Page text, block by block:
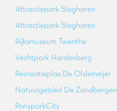
Attractiepark Slagharen
Attractiepark Slagharen
Rijksmuseum Twenthe
Vechtpark Hardenberg
Recreatieplas De Oldemeijer
Natuurgebied De Zandbergen
PonyparkCity